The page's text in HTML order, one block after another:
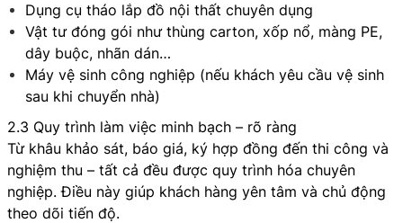
Dụng cụ tháo lắp đồ nội thất chuyên dụng
Vật tư đóng gói như thùng carton, xốp nổ, màng PE,
dây buộc, nhãn dán…
Máy vệ sinh công nghiệp (nếu khách yêu cầu vệ sinh
sau khi chuyển nhà)
2.3 Quy trình làm việc minh bạch – rõ ràng
Từ khâu khảo sát, báo giá, ký hợp đồng đến thi công và
nghiệm thu – tất cả đều được quy trình hóa chuyên
nghiệp. Điều này giúp khách hàng yên tâm và chủ động
theo dõi tiến độ.